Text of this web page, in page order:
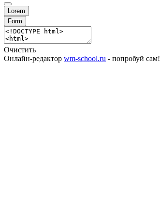
Lorem
Form
Очистить
Онлайн-редактор wm-school.ru - попробуй сам!